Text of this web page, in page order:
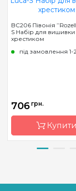
BC206 Півонія
S Набір для вишивки
хрестиком
під замовлення 1-
706 грн.
Купити
Країна